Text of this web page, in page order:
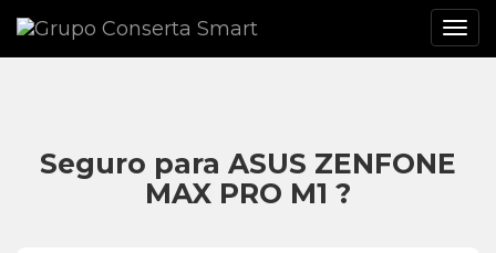
Seguro para ASUS ZENFONE
MAX PRO M1 ?